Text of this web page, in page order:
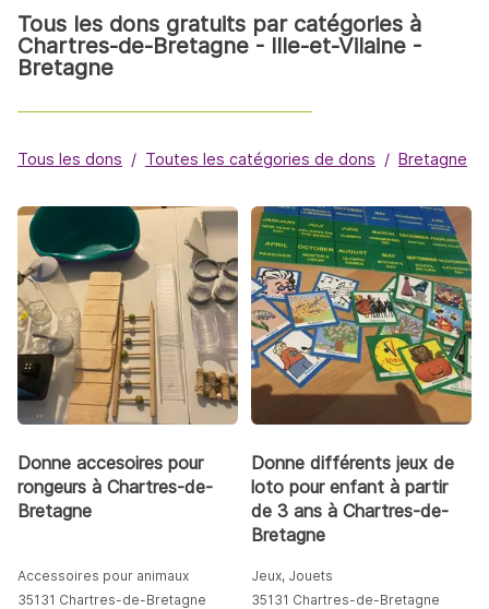
Tous les dons gratuits par catégories à
Chartres-de-Bretagne - Ille-et-Vilaine -
Bretagne
Tous les dons Toutes les catégories de dons Bretagne
Donne accesoires pour
rongeurs à Chartres-de-
Bretagne
Accessoires pour animaux
35131 Chartres-de-Bretagne
Donne différents jeux de
loto pour enfant à partir
de 3 ans à Chartres-de-
Bretagne
Jeux, Jouets
35131 Chartres-de-Bretagne